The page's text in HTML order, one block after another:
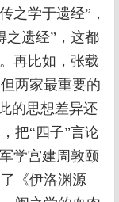
之学于遗经”，
之遗经”，这都
再比如，张载
两家最重要的
的思想差异还
把“四子”言论
学宫建周敦颐
《伊洛渊源